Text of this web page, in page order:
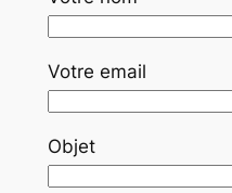
Votre email
Objet